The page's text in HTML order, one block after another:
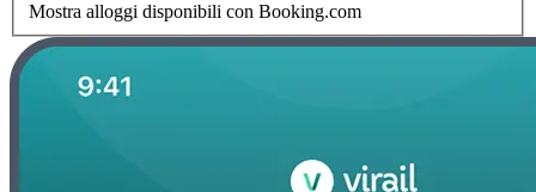
Mostra alloggi disponibili con Booking.com